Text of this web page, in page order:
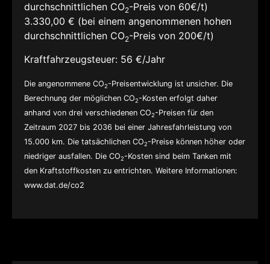
durchschnittlichen CO2-Preis von 60€/t)
3.330,00 € (bei einem angenommenen hohen
durchschnittlichen CO2-Preis von 200€/t)
Kraftfahrzeugsteuer: 56 €/Jahr
Die angenommene CO2-Preisentwicklung ist unsicher. Die
Berechnung der möglichen CO2-Kosten erfolgt daher
anhand von drei verschiedenen CO2-Preisen für den
Zeitraum 2027 bis 2036 bei einer Jahresfahrleistung von
15.000 km. Die tatsächlichen CO2-Preise können höher oder
niedriger ausfallen. Die CO2-Kosten sind beim Tanken mit
den Kraftstoffkosten zu entrichten. Weitere Informationen:
www.dat.de/co2